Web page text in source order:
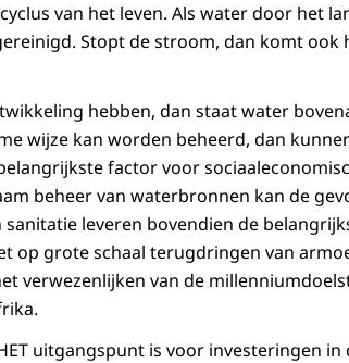
van het leven. Als water door het
Stopt de stroom, dan komt ook
hebben, dan staat water
wijze kan worden beheerd, dan
factor voor
beheer van waterbronnen kan de
leveren bovendien de
op grote schaal terugdringen van
verwezenlijken van de
uitgangspunt is voor investeringen in